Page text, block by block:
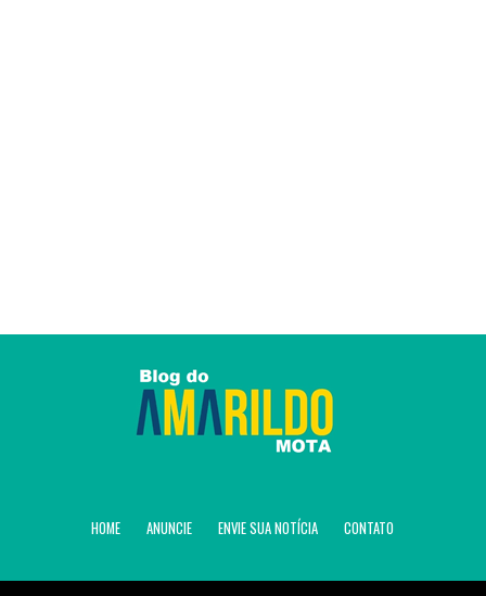
HOME ANUNCIE ENVIE SUA NOTÍCIA CONTATO